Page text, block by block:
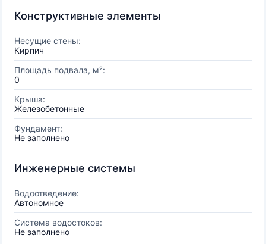
Конструктивные элементы
Несущие стены:
Кирпич
Площадь подвала, м²:
0
Крыша:
Железобетонные
Фундамент:
Не заполнено
Инженерные системы
Водоотведение:
Автономное
Система водостоков:
Не заполнено